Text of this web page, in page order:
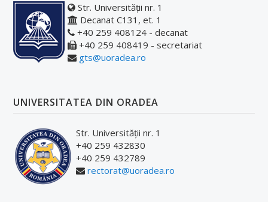
Str. Universității nr. 1
Decanat C131, et. 1
+40 259 408124 - decanat
+40 259 408419 - secretariat
gts@uoradea.ro
UNIVERSITATEA DIN ORADEA
Str. Universității nr. 1
+40 259 432830
+40 259 432789
rectorat@uoradea.ro